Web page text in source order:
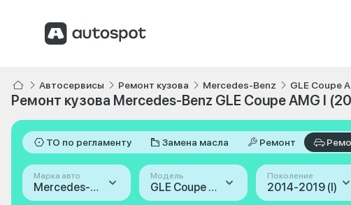
Автосервисы Ремонт кузова Mercedes-Benz GLE Coupe
Ремонт кузова Mercedes-Benz GLE Coupe AMG I
ТО по регламенту Замена масла Ремонт
Марка авто
Mercedes-Benz
Модель
GLE Coupe AMG
Поколение
2014-2019 (I)